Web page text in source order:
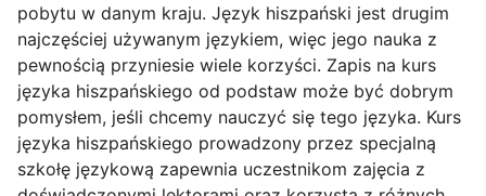
pobytu w danym kraju. Język hiszpański jest drugim
najczęściej używanym językiem, więc jego nauka z
pewnością przyniesie wiele korzyści. Zapis na kurs
języka hiszpańskiego od podstaw może być dobrym
pomysłem, jeśli chcemy nauczyć się tego języka. Kurs
języka hiszpańskiego prowadzony przez specjalną
szkołę językową zapewnia uczestnikom zajęcia z